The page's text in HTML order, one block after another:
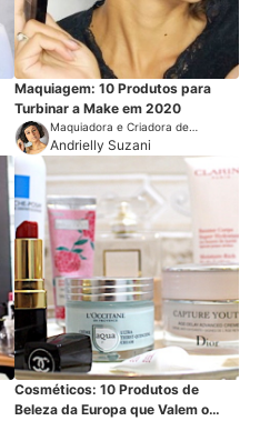
Maquiagem: 10 Produtos para
Turbinar a Make em 2020
Maquiadora e Criadora de
Conteúdo
Andrielly Suzani
Cosméticos: 10 Produtos de
Beleza da Europa que Valem o